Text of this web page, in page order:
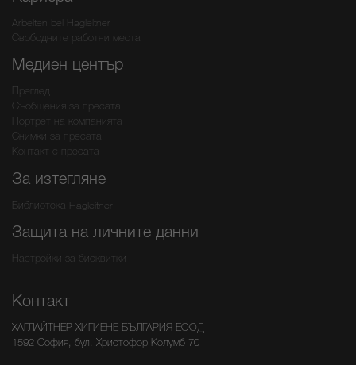
Arbeiten bei Hagleitner
Свободните работни места
Медиен център
Преглед
Съобщения за пресата
Портрет на компанията
Снимки за пресата
Контакт с пресата
За изтегляне
Библиотека Hagleitner
Защита на личните данни
Настройки за бисквитки
Контакт
ХАГЛАЙТНЕР ХИГИЕНЕ БЪЛГАРИЯ ЕООД
1592 София, бул. Христофор Колумб 70